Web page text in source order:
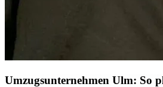
Umzugsunternehmen Ulm: So